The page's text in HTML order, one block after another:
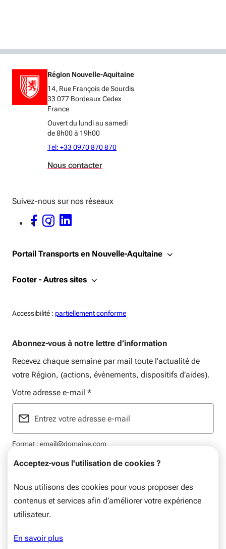
Acceptez-vous l'utilisation de cookies ?
Nous utilisons des cookies pour vous proposer des
contenus et services afin d’améliorer votre expérience
utilisateur.
En savoir plus
Région Nouvelle-Aquitaine
14, Rue François de Sourdis
33 077 Bordeaux Cedex
France
Ouvert du lundi au samedi
de 8h00 à 19h00
Tel: +33 0970 870 870
Nous contacter
Suivez-nous sur nos réseaux
FACEBOOK - OUVERTURE DANS UNE NOUVELLE FENÊTRE
INSTAGRAM - OUVERTURE DANS UNE NOUVELLE FENÊTRE
LINKEDIN - OUVERTURE DANS UNE NOUVELLE FENÊTRE
Portail Transports en Nouvelle-Aquitaine
Footer - Autres sites
Accessibilité : Accessiblité:
partiellement conforme
Abonnez-vous à notre lettre d’information
Recevez chaque semaine par mail toute l’actualité de
votre Région, (actions, évènements, dispositifs d’aides).
Votre adresse e-mail *
Format : email@domaine.com
Mentions légales